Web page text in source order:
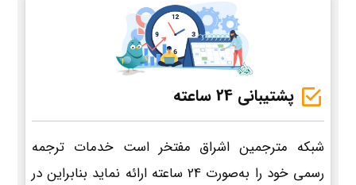
پشتیبانی 24 ساعته
شبکه مترجمین اشراق مفتخر است خدمات ترجمه
رسمی خود را به‌صورت 24 ساعته ارائه نماید بنابراین در